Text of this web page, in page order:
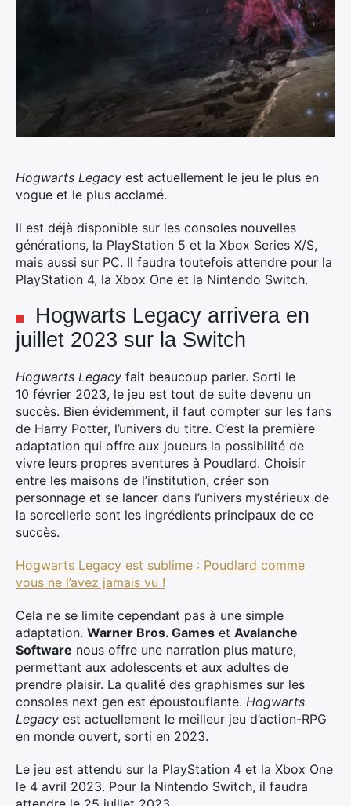
Hogwarts Legacy est actuellement le jeu le plus en
vogue et le plus acclamé.
Il est déjà disponible sur les consoles nouvelles
générations, la PlayStation 5 et la Xbox Series X/S,
mais aussi sur PC. Il faudra toutefois attendre pour la
PlayStation 4, la Xbox One et la Nintendo Switch.
Hogwarts Legacy arrivera en
juillet 2023 sur la Switch
Hogwarts Legacy fait beaucoup parler. Sorti le
10 février 2023, le jeu est tout de suite devenu un
succès. Bien évidemment, il faut compter sur les fans
de Harry Potter, l’univers du titre. C’est la première
adaptation qui offre aux joueurs la possibilité de
vivre leurs propres aventures à Poudlard. Choisir
entre les maisons de l’institution, créer son
personnage et se lancer dans l’univers mystérieux de
la sorcellerie sont les ingrédients principaux de ce
succès.
Hogwarts Legacy est sublime : Poudlard comme
vous ne l’avez jamais vu !
Cela ne se limite cependant pas à une simple
adaptation. Warner Bros. Games et Avalanche
Software nous offre une narration plus mature,
permettant aux adolescents et aux adultes de
prendre plaisir. La qualité des graphismes sur les
consoles next gen est époustouflante. Hogwarts
Legacy est actuellement le meilleur jeu d’action-RPG
en monde ouvert, sorti en 2023.
Le jeu est attendu sur la PlayStation 4 et la Xbox One
le 4 avril 2023. Pour la Nintendo Switch, il faudra